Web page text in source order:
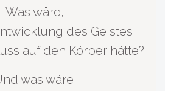
Was wäre,
des Geistes
auf den Körper hätte?
was wäre,